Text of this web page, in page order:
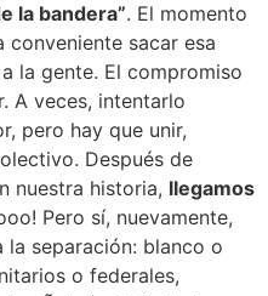
la bandera”. El momento
sacar esa
la gente. El compromiso
A veces, intentarlo
pero hay que unir,
Después de
nuestra historia, llegamos
Pero sí, nuevamente,
la separación: blanco o
o federales,